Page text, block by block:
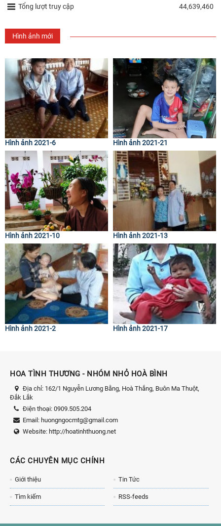
Tổng lượt truy cập
44,639,460
Hình ảnh mới
Hình ảnh 2021-6 Hình ảnh 2021-21
Hình ảnh 2021-10 Hình ảnh 2021-13
Hình ảnh 2021-2 Hình ảnh 2021-17
HOA TÌNH THƯƠNG - NHÓM NHỎ HOÀ BÌNH
Địa chỉ: 162/1 Nguyễn Lương Bằng, Hoà Thắng, Buôn Ma Thuột,
Đắk Lắk
Điện thoại: 0909.505.204
Email: huongngocmtg@gmail.com
Website: http://hoatinhthuong.net
CÁC CHUYÊN MỤC CHÍNH
Giới thiệu Tin Tức
Tìm kiếm RSS-feeds